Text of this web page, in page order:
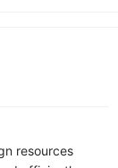
resources